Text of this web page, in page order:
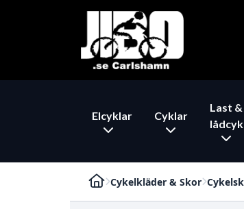
Elcyklar Cyklar
Last &
Cykelkläder & Skor